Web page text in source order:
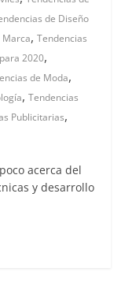
de Diseño
Marca,Tendencias
2020,
de Moda,
,Tendencias
Publicitarias,
acerca del
y desarrollo